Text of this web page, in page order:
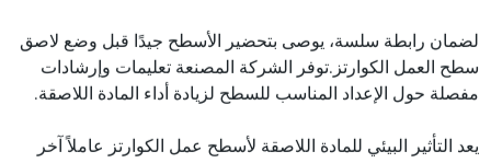
لضمان رابطة سلسة، يوصى بتحضير الأسطح جيدًا قبل وضع لاصق
سطح العمل الكوارتز.توفر الشركة المصنعة تعليمات وإرشادات
مفصلة حول الإعداد المناسب للسطح لزيادة أداء المادة اللاصقة.
يعد التأثير البيئي للمادة اللاصقة لأسطح عمل الكوارتز عاملاً آخر